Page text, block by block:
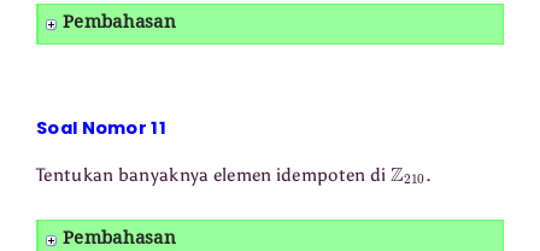
Pembahasan
Soal Nomor 11
Tentukan banyaknya elemen idempoten di Z210 .
Pembahasan